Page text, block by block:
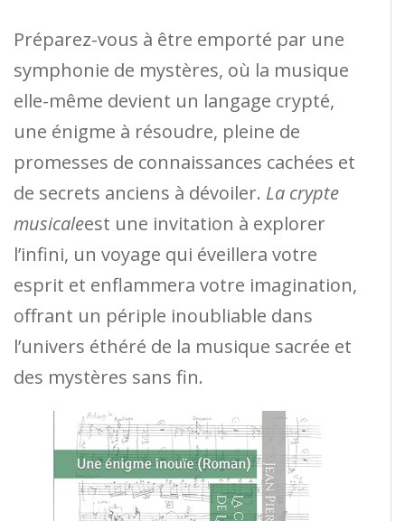
Préparez-vous à être emporté par une
symphonie de mystères, où la musique
elle-même devient un langage crypté,
une énigme à résoudre, pleine de
promesses de connaissances cachées et
de secrets anciens à dévoiler. La crypte
musicaleest une invitation à explorer
l’infini, un voyage qui éveillera votre
esprit et enflammera votre imagination,
offrant un périple inoubliable dans
l’univers éthéré de la musique sacrée et
des mystères sans fin.